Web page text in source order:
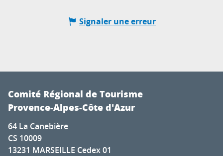
Signaler une erreur
Comité Régional de Tourisme
Provence-Alpes-Côte d'Azur
64 La Canebière
CS 10009
13231 MARSEILLE Cedex 01